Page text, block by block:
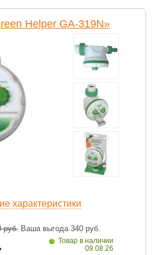
Helper GA-319N»
характеристики
руб. Ваша выгода340руб.
• Товар в наличии
09.08.26